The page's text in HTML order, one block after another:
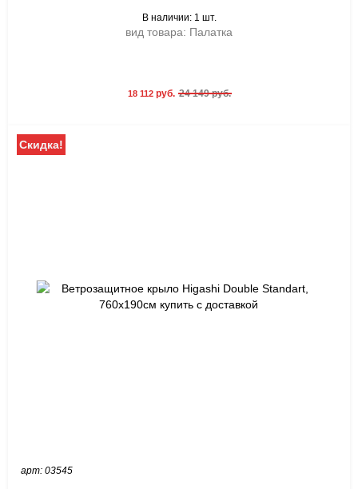
В наличии: 1 шт.
вид товара: Палатка
18 112руб. 24 149 руб.
Скидка!
арт: 03545